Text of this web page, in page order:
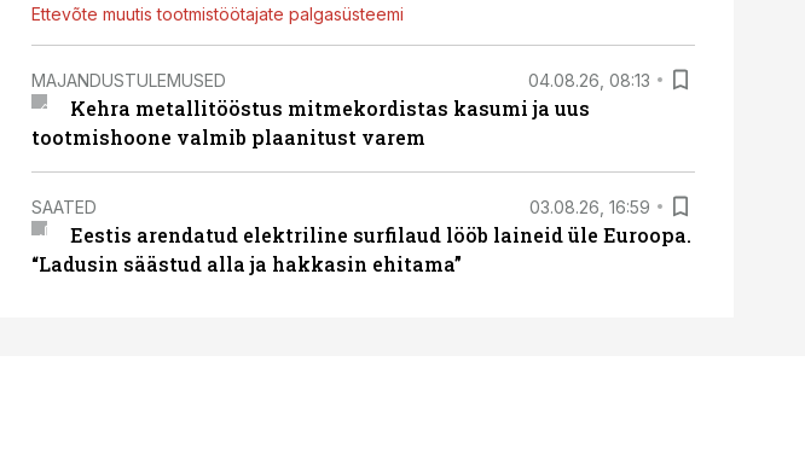
Ettevõte muutis tootmistöötajate palgasüsteemi
MAJANDUSTULEMUSED 04.08.26, 08:13
Kehra metallitööstus mitmekordistas kasumi ja uus
tootmishoone valmib plaanitust varem
SAATED 03.08.26, 16:59
Eestis arendatud elektriline surfilaud lööb laineid üle Euroopa.
“Ladusin säästud alla ja hakkasin ehitama”